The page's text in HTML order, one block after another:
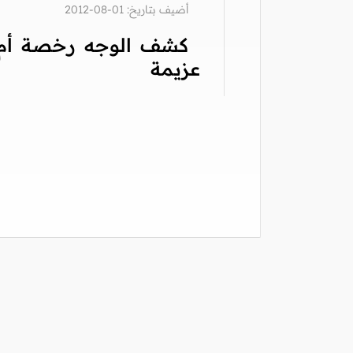
أضيف بتاريخ: 01-08-2012
كشف الوجه رخصة
عزيمة